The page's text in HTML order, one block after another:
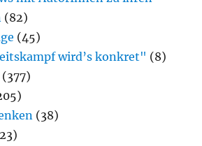
(82)
(45)
wird’s konkret" (8)
(377)
(38)